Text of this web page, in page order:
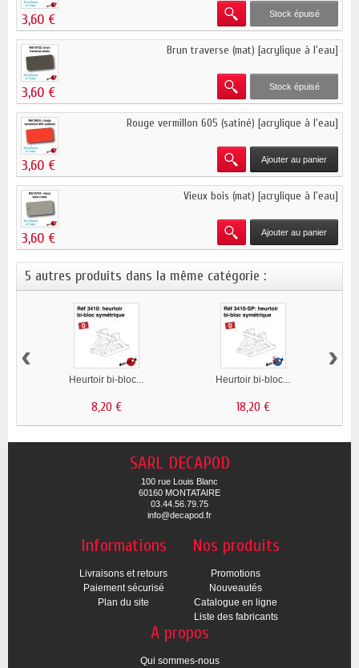
3,60 € Stock épuisé
Brun traverse (mat) [acrylique à l'eau]
3,60 € Stock épuisé
Rouge vermillon 605 (satiné) [acrylique à l'eau]
3,60 € Ajouter au panier
Vieux bois (mat) [acrylique à l'eau]
3,60 € Ajouter au panier
5 autres produits dans la même catégorie :
Heurtoir bi-bloc...
8,20 €
Heurtoir bi-bloc...
18,20 €
‹ ›
SARL DECAPOD
100 rue Louis Blanc
60160 MONTATAIRE
03.44.56.79.75
info@decapod.fr
Informations
Livraisons et retours
Paiement sécurisé
Plan du site
Nos produits
Promotions
Nouveautés
Catalogue en ligne
Liste des fabricants
A propos
Qui sommes-nous